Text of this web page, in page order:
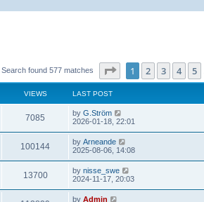
Search found 577 matches Page of 12
1 2 3 4 5
VIEWS LAST POST
7085
i
w
s
L
a
t
p
o
s
t
by G.Ström
2026-01-18, 22:01
100144V
i
L
a
t
p
o
s
t
by Arneande
2025-08-06, 14:08
13700V
i
L
a
t
by nisse_swe
2024-11-17, 20:03
L
by Admin